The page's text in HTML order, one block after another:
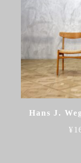
Hans J.
¥